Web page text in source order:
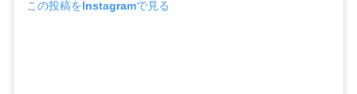
この投稿をInstagramで見る